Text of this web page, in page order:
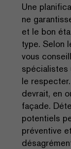
Une
ne
et le bon
type. Selon
vous
spécialistes
le
devrait, en
façade.
potentiels
préventive